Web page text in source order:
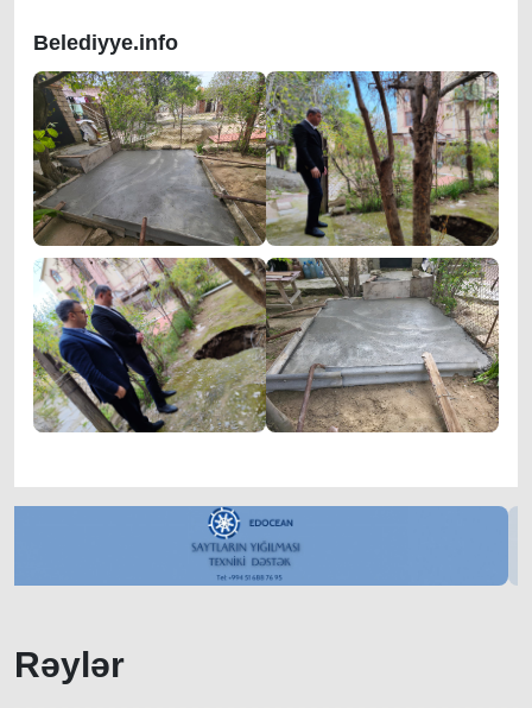
Belediyye.info
Rəylər